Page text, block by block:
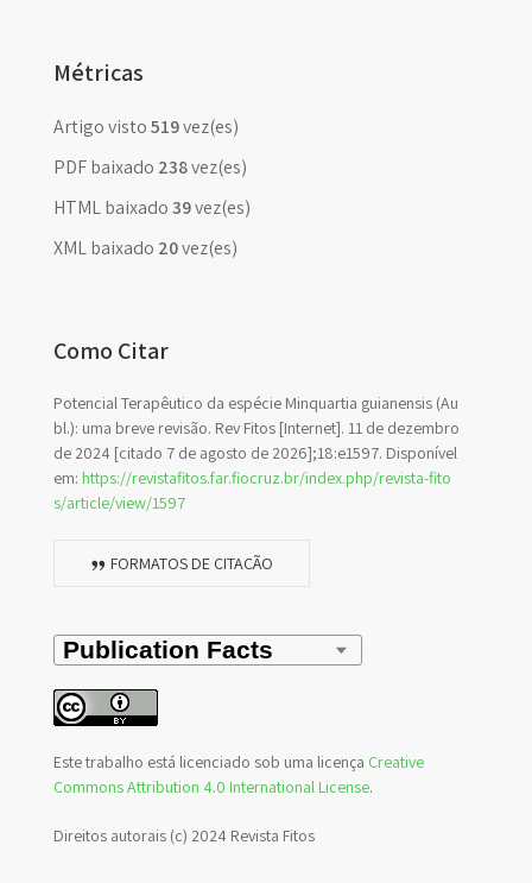
Métricas
Artigo visto519vez(es)
PDF baixado 238vez(es)
HTML baixado39vez(es)
XML baixado 20vez(es)
Como Citar
Potencial Terapêutico da espécie Minquartia guianensis (Au
bl.): uma breve revisão. Rev Fitos [Internet]. 11 de dezembro
de 2024 [citado 7 de agosto de 2026];18:e1597. Disponível
em: https://revistafitos.far.fiocruz.br/index.php/revista-fito
s/article/view/1597
FORMATOS DE CITAÇÃO
Este trabalho está licenciado sob uma licença Creative
Commons Attribution 4.0 International License.
Direitos autorais (c) 2024 Revista Fitos